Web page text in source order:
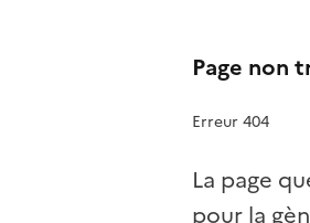
Page non
Erreur 404
La page
pour la